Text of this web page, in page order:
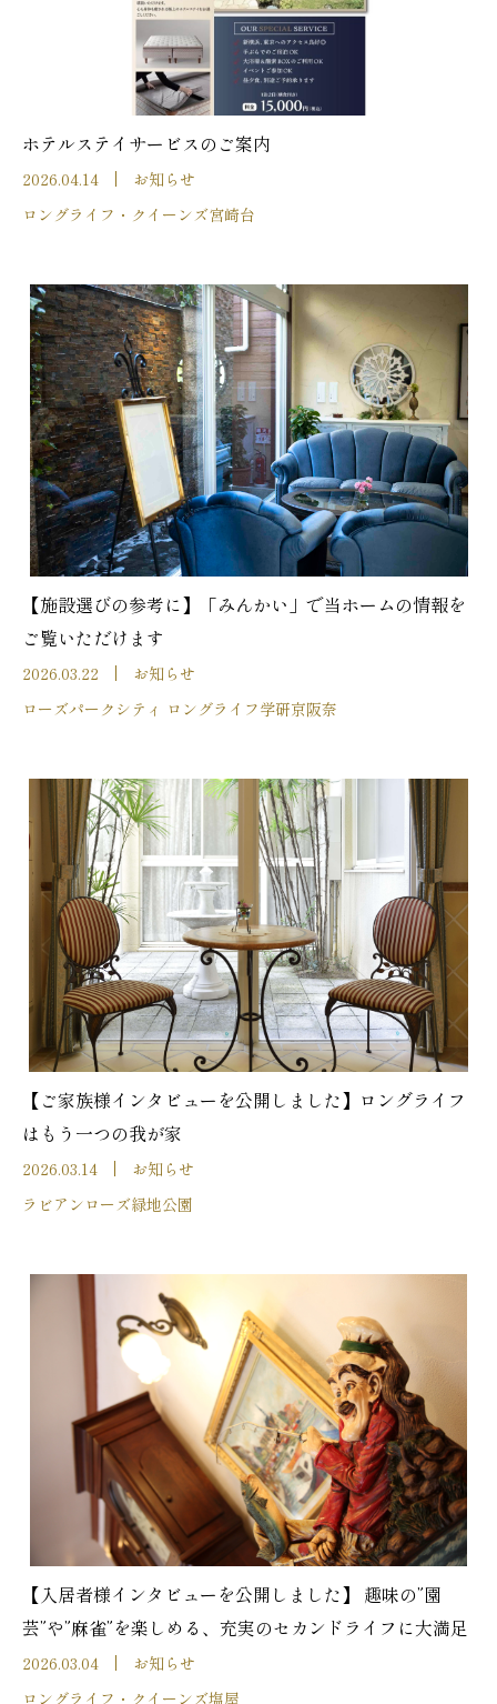
ホテルステイサービスのご案内
2026.04.14
お知らせ
ロングライフ・クイーンズ宮崎台
【施設選びの参考に】「みんかい」で当ホームの情報を
ご覧いただけます
2026.03.22
お知らせ
ローズパークシティ ロングライフ学研京阪奈
【ご家族様インタビューを公開しました】ロングライフ
はもう一つの我が家
2026.03.14
お知らせ
ラビアンローズ緑地公園
【入居者様インタビューを公開しました】 趣味の”園
芸”や”麻雀”を楽しめる、充実のセカンドライフに大満足
2026.03.04
お知らせ
ロングライフ・クイーンズ塩屋